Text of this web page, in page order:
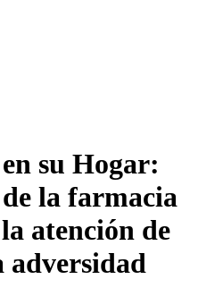
su Hogar:
la farmacia
atención de
adversidad